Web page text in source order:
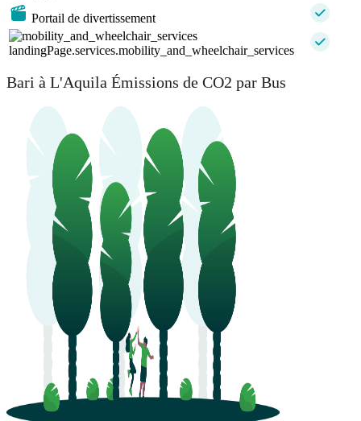
Portail de divertissement
landingPage.services.mobility_and_wheelchair_services
Bari à L'Aquila Émissions de CO2 par Bus